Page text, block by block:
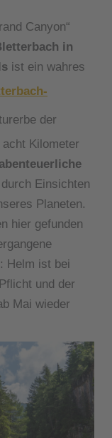
Canyon“
in
ist ein wahres
der
Kilometer
abenteuerliche
Einsichten
Planeten.
hier gefunden
Helm ist bei
und der
Mai wieder